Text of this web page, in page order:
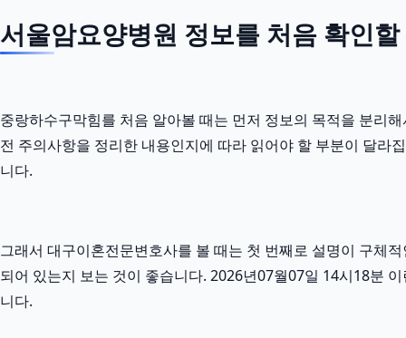
서울암요양병원 정보를 처음 확인
중랑하수구막힘를 처음 알아볼 때는 먼저 정보의 목적을 분리
전 주의사항을 정리한 내용인지에 따라 읽어야 할 부분이 달라
니다.
그래서 대구이혼전문변호사를 볼 때는 첫 번째로 설명이 구체
되어 있는지 보는 것이 좋습니다. 2026년07월07일 14시18분
니다.